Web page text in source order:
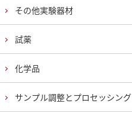
その他実験器材
試薬
化学品
サンプル調整とプロセッシング